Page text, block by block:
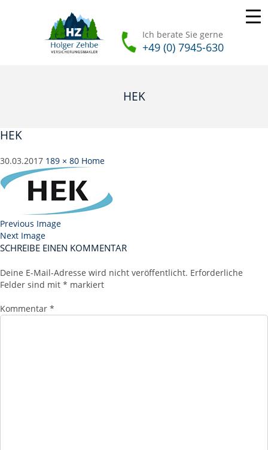
Ich berate Sie gerne
+49 (0) 7945-630
HEK
HEK
30.03.2017 189 × 80 Home
Previous Image
Next Image
SCHREIBE EINEN KOMMENTAR
Deine E-Mail-Adresse wird nicht veröffentlicht. Erforderliche
Felder sind mit * markiert
Kommentar *